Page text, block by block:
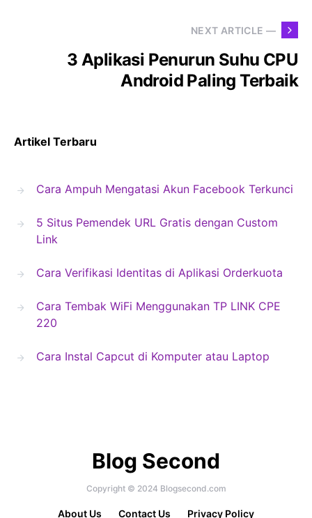
NEXT ARTICLE —
3 Aplikasi Penurun Suhu CPU
Android Paling Terbaik
Artikel Terbaru
Cara Ampuh Mengatasi Akun Facebook Terkunci
5 Situs Pemendek URL Gratis dengan Custom
Link
Cara Verifikasi Identitas di Aplikasi Orderkuota
Cara Tembak WiFi Menggunakan TP LINK CPE
220
Cara Instal Capcut di Komputer atau Laptop
Blog Second
Copyright © 2024 Blogsecond.com
About Us Contact Us Privacy Policy